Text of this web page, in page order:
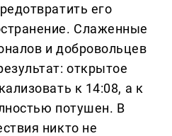
его
Слаженные
и добровольцев
открытое
к 14:08, а к
потушен. В
никто не